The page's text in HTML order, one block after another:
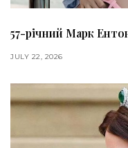
57-річний Марк
JULY 22, 2026